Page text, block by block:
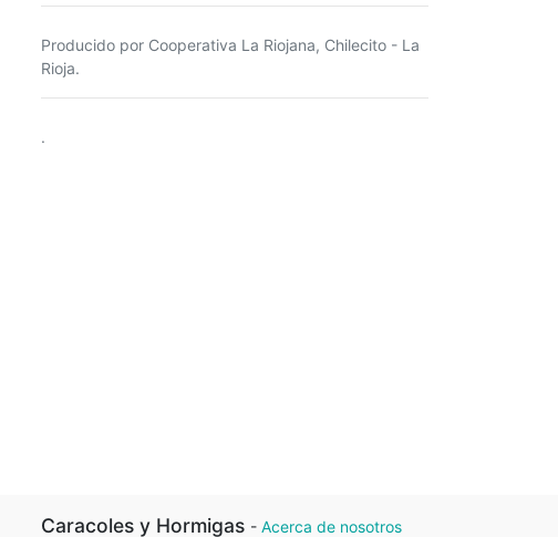
Producido por Cooperativa La Riojana, Chilecito - La
Rioja.
.
Caracoles y Hormigas - Acerca de nosotros